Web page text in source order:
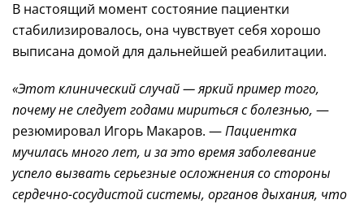
В настоящий момент состояние пациентки
стабилизировалось, она чувствует себя хорошо
выписана домой для дальнейшей реабилитации.
«Этот клинический случай — яркий пример того,
почему не следует годами мириться с болезнью, —
резюмировал Игорь Макаров. —Пациентка
мучилась много лет, и за это время заболевание
успело вызвать серьезные осложнения со стороны
сердечно-сосудистойсистемы, органов дыхания, что